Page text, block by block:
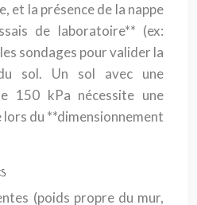
et la présence de la nappe
de laboratoire** (ex:
sondages pour valider la
sol. Un sol avec une
150 kPa nécessite une
du **dimensionnement
(poids propre du mur,